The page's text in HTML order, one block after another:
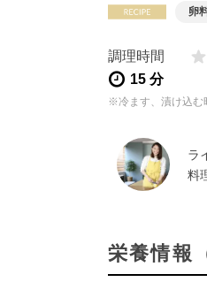
卵
調理時間
15 分
※冷ます、漬け込む
ラ
料
栄養情報